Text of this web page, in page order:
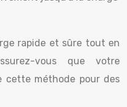
rapide et sûre tout en
vous que votre
cette méthode pour des